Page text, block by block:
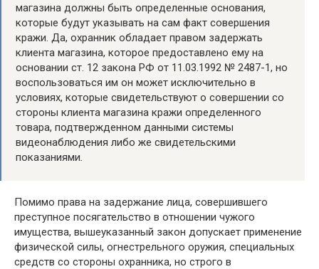
магазина должны быть определенные основания,
которые будут указывать на сам факт совершения
кражи. Да, охранник обладает правом задержать
клиента магазина, которое предоставлено ему на
основании ст. 12 закона РФ от 11.03.1992 № 2487-1, но
воспользоваться им он может исключительно в
условиях, которые свидетельствуют о совершении со
стороны клиента магазина кражи определенного
товара, подтвержденном данными системы
видеонаблюдения либо же свидетельскими
показаниями
Помимо права на задержание лица, совершившего
преступное посягательство в отношении чужого
имущества, вышеуказанный закон допускает применение
физической силы, огнестрельного оружия, специальных
средств со стороны охранника, но строго в